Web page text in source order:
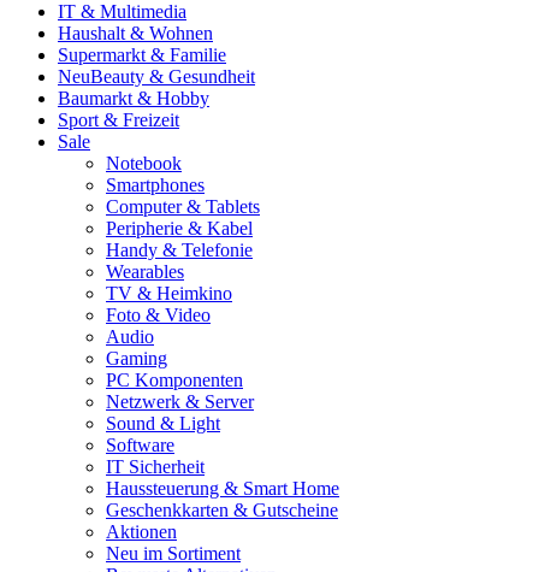
IT & Multimedia
Haushalt & Wohnen
Supermarkt & Familie
NeuBeauty & Gesundheit
Baumarkt & Hobby
Sport & Freizeit
Sale
Notebook
Smartphones
Computer & Tablets
Peripherie & Kabel
Handy & Telefonie
Wearables
TV & Heimkino
Foto & Video
Audio
Gaming
PC Komponenten
Netzwerk & Server
Sound & Light
Software
IT Sicherheit
Haussteuerung & Smart Home
Geschenkkarten & Gutscheine
Aktionen
Neu im Sortiment